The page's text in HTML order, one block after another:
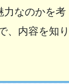
力なのかを考
、内容を知り